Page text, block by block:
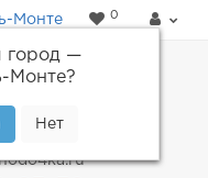
Монте
город —
Монте?
0
до 18.00